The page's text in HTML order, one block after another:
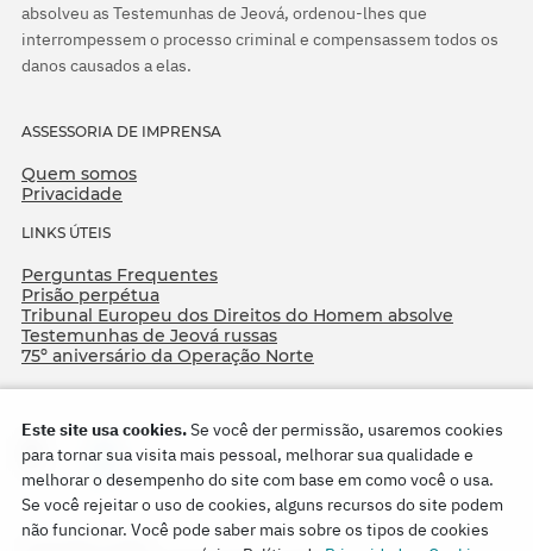
absolveu as Testemunhas de Jeová, ordenou-lhes que
interrompessem o processo criminal e compensassem todos os
danos causados a elas.
ASSESSORIA DE IMPRENSA
Quem somos
Privacidade
LINKS ÚTEIS
Perguntas Frequentes
Prisão perpétua
Tribunal Europeu dos Direitos do Homem absolve
Testemunhas de Jeová russas
75º aniversário da Operação Norte
Este site usa cookies.Se você der permissão, usaremos cookies
para tornar sua visita mais pessoal, melhorar sua qualidade e
melhorar o desempenho do site com base em como você o usa.
Se você rejeitar o uso de cookies, alguns recursos do site podem
não funcionar. Você pode saber mais sobre os tipos de cookies